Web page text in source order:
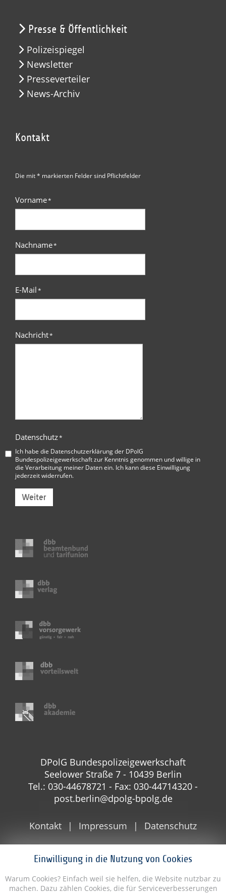
Einwilligung in die Nutzung von Cookies
Warum Cookies? Einfach weil sie helfen, die Website nutzbar zu
machen. Dazu zählen Cookies, die für Serviceverbesserungen
Presse & Öffentlichkeit
Polizeispiegel
Newsletter
Presseverteiler
News-Archiv
Kontakt
Die mit * markierten Felder sind Pflichtfelder
Vorname*
Nachname*
E-Mail*
Nachricht*
Datenschutz*
Ich habe die Datenschutzerklärung der DPolG
Bundespolizeigewerkschaftzur Kenntnis genommen und willige in
die Verarbeitung meiner Daten ein. Ich kann diese Einwilligung
jederzeit widerrufen.
Weiter
DPolG Bundespolizeigewerkschaft
Seelower Straße 7 - 10439 Berlin
Tel.: 030-44678721 - Fax: 030-44714320 -
post.berlin@dpolg-bpolg.de
Kontakt Impressum Datenschutz